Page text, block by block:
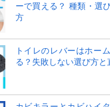
ーで買える？ 種類・選
方
トイレのレバーはホー
る？失敗しない選び方と